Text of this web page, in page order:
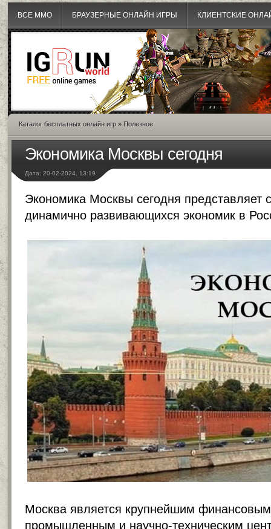
ВСЕ MMO БРАУЗЕРНЫЕ ОНЛАЙН ИГРЫ КЛИЕНТСКИЕ
Каталог бесплатных онлайн игр » Полезное
Экономика Москвы сегодня
Дата: 20-02-2024, 13:19
Экономика Москвы сегодня представляет
динамично развивающихся экономик в
Москва является крупнейшим
промышленным и научно-техническим